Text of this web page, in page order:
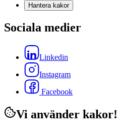
Hantera kakor
Sociala medier
Linkedin
Instagram
Facebook
Vi använder kakor!